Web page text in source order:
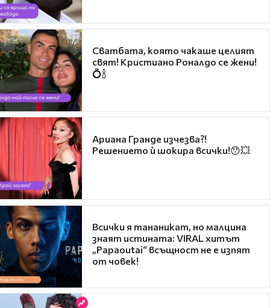
Сватбата, която чакаше целият
свят! Кристиано Роналдо се жени!
💍🍾
Ариана Гранде изчезва?!
Решението ѝ шокира всички!😯💥
Всички я тананикат, но малцина
знаят истината: VIRAL хитът
„Papaoutai“ всъщност не е изпят
от човек!